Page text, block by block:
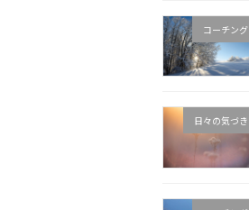
コーチング
日々の気づき